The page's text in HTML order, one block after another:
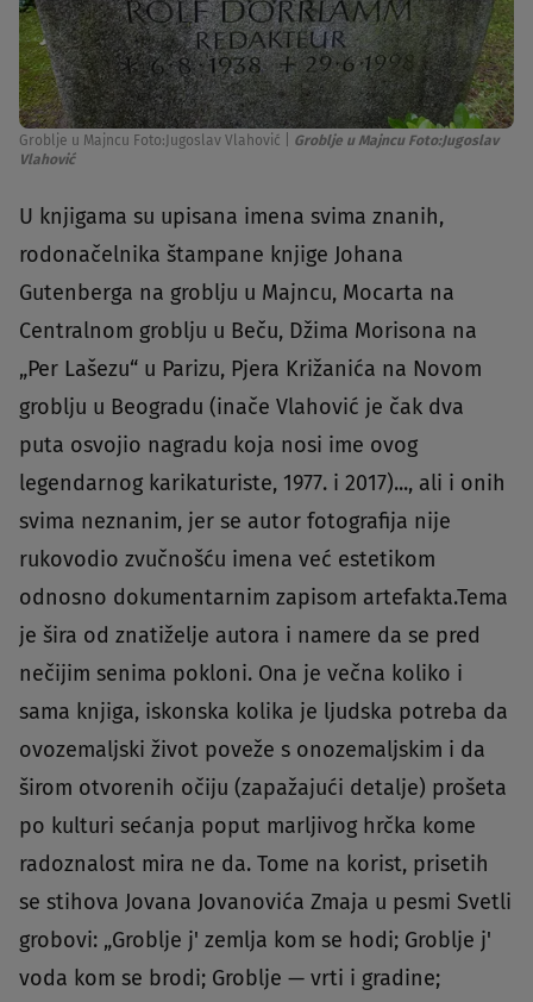
Groblje u Majncu Foto:Jugoslav Vlahović
Groblje u Majncu Foto:Jugoslav
Vlahović
U knjigama su upisana imena svima znanih,
rodonačelnika štampane knjige Johana
Gutenberga na groblju u Majncu, Mocarta na
Centralnom groblju u Beču, Džima Morisona na
„Per Lašezu“ u Parizu, Pjera Križanića na Novom
groblju u Beogradu (inače Vlahović je čak dva
puta osvojio nagradu koja nosi ime ovog
legendarnog karikaturiste, 1977. i 2017)..., ali i onih
svima neznanim, jer se autor fotografija nije
rukovodio zvučnošću imena već estetikom
odnosno dokumentarnim zapisom artefakta.Tema
je šira od znatiželje autora i namere da se pred
nečijim senima pokloni. Ona je večna koliko i
sama knjiga, iskonska kolika je ljudska potreba da
ovozemaljski život poveže s onozemaljskim i da
širom otvorenih očiju (zapažajući detalje) prošeta
po kulturi sećanja poput marljivog hrčka kome
radoznalost mira ne da. Tome na korist, prisetih
se stihova Jovana Jovanovića Zmaja u pesmi Svetli
grobovi: „Groblje j' zemlja kom se hodi; Groblje j'
voda kom se brodi; Groblje — vrti i gradine;